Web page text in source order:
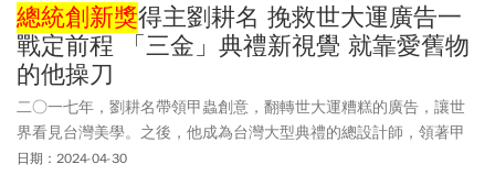
總統創新獎得主劉耕名 挽救世大運廣告一
戰定前程 「三金」典禮新視覺 就靠愛舊物
的他操刀
二○一七年，劉耕名帶領甲蟲創意，翻轉世大運糟糕的廣告，讓世
界看見台灣美學。之後，他成為台灣大型典禮的總設計師，領著甲
蟲衝入D&AD英國設計殿堂，列名世界前二十名。
日期：2024-04-30